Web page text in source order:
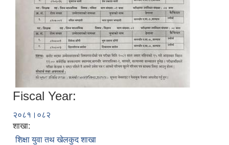
Fiscal Year:
२०८१।०८२
शाखा:
शिक्षा युवा तथ खेलकुद शाखा